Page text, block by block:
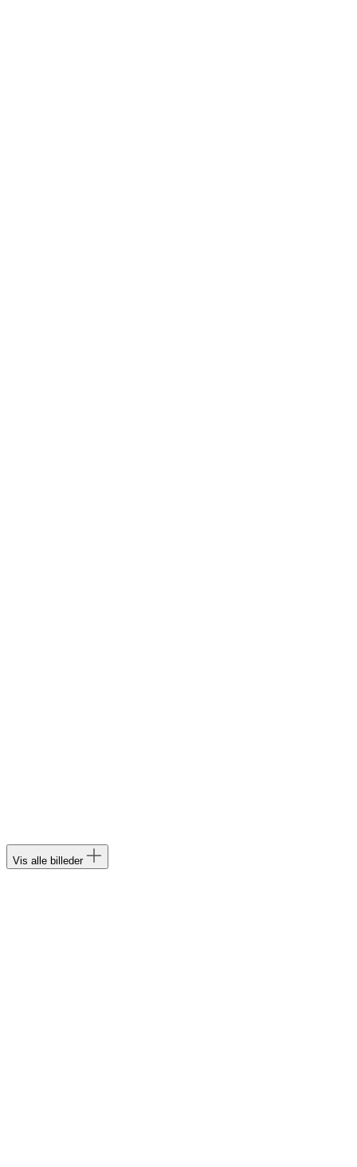
Vis alle billeder